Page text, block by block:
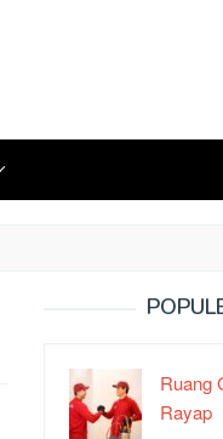
Ruang
Rayap